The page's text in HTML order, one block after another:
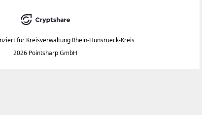
für Kreisverwaltung Rhein-Hunsrueck-Kreis
2026 Pointsharp GmbH